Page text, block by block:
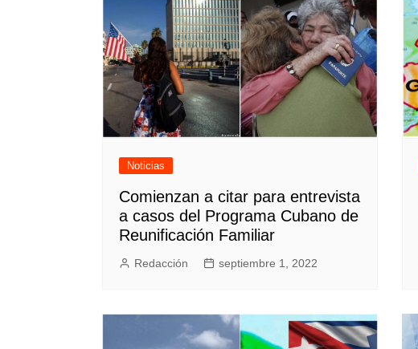
Noticias
Comienzan a citar para entrevista
a casos del Programa Cubano de
Reunificación Familiar
Redacción septiembre 1, 2022